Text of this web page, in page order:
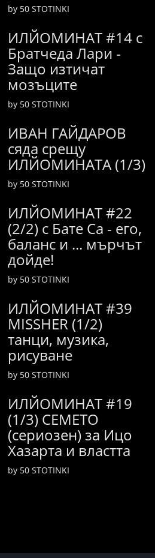
by 50 STOTINKI
ИЛЙОМИНАТ #14 с
Братчеда Лари -
Защо изтичат
мозъците
by 50 STOTINKI
ИВАН ГАЙДАРОВ
сяда срещу
ИЛЙОМИНАТА (1/3)
by 50 STOTINKI
ИЛЙОМИНАТ #22
(2/2) с Бате Са - его,
баланс и ... мърчът
дойде!
by 50 STOTINKI
ИЛЙОМИНАТ #39
MISSHER (1/2)
танци, музика,
рисуване
by 50 STOTINKI
ИЛЙОМИНАТ #19
(1/3) СЕМЕТО
(сериозен) за Ицо
Хазарта и властта
by 50 STOTINKI